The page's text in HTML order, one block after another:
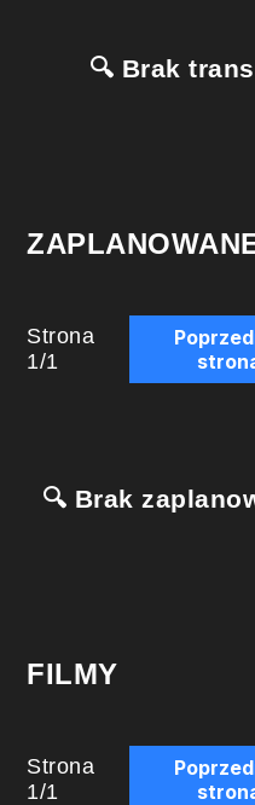
🔍 Brak
Strona
1/1
🔍 Brak
FILMY
Strona
1/1